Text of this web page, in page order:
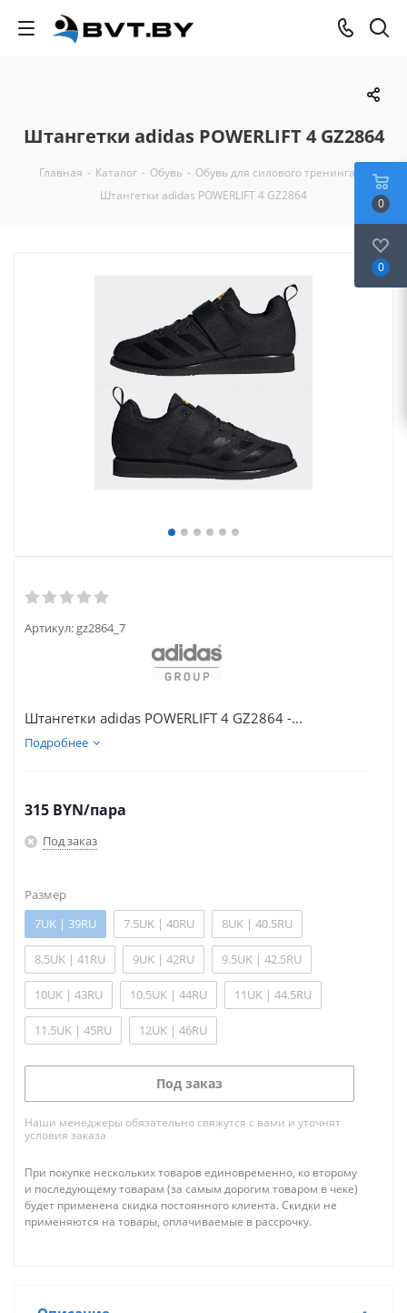
Штангетки adidas POWERLIFT 4 GZ2864
Главная - Каталог - Обувь - Обувь для силового тренинга
Штангетки adidas POWERLIFT 4 GZ2864
Артикул: gz2864_7
Штангетки adidas POWERLIFT 4 GZ2864 -...
Подробнее
315 BYN/пара
Под заказ
Размер
7UK | 39RU
7.5UK | 40RU 8UK | 40.5RU
8.5UK | 41RU 9UK | 42RU 9.5UK | 42.5RU
10UK | 43RU 10.5UK | 44RU 11UK | 44.5RU
11.5UK | 45RU 12UK | 46RU
Под заказ
Наши менеджеры обязательно свяжутся с вами и уточнят
условия заказа
При покупке нескольких товаров единовременно, ко второму
и последующему товарам (за самым дорогим товаром в чеке)
будет применена скидка постоянного клиента. Скидки не
применяются на товары, оплачиваемые в рассрочку.
0
0